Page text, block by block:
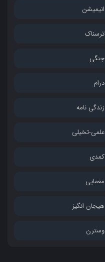
انیمیشن
ترسناک
جنگی
درام
زندگی نامه
علمی-تخیلی
کمدی
معمایی
هیجان انگیز
وسترن